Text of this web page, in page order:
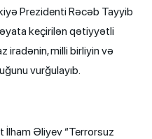
Prezidenti Rəcəb Tayyib
keçirilən qətiyyətli
iradənin, milli birliyin və
vurğulayıb.
İlham Əliyev “Terrorsuz